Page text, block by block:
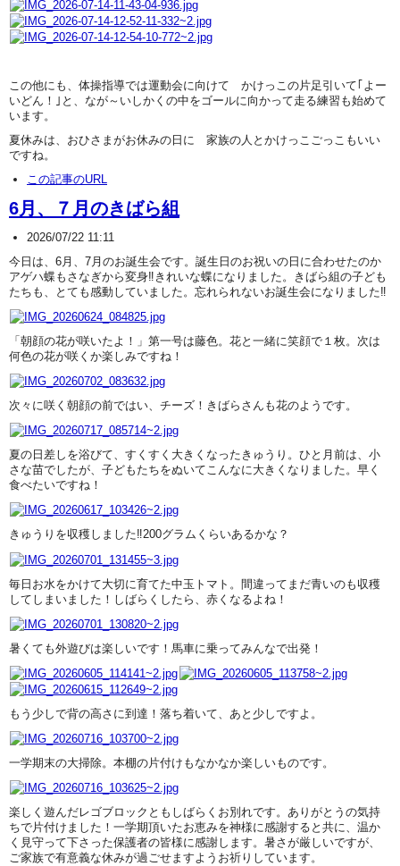
この他にも、体操指導では運動会に向けて かけっこの片足引いて｢よー
いどん！｣と、なが～いしかくの中をゴールに向かって走る練習も始めて
います。
夏休みは、おひさまがお休みの日に 家族の人とかけっこごっこもいい
ですね。
この記事のURL
6月、７月のきばら組
2026/07/22 11:11
今日は、6月、7月のお誕生会です。誕生日のお祝いの日に合わせたのか
アゲハ蝶もさなぎから変身‼きれいな蝶になりました。きばら組の子ども
たちも、とても感動していました。忘れられないお誕生会になりました‼
「朝顔の花が咲いたよ！」第一号は藤色。花と一緒に笑顔で１枚。次は
何色の花が咲くか楽しみですね！
次々に咲く朝顔の前ではい、チーズ！きばらさんも花のようです。
夏の日差しを浴びて、すくすく大きくなったきゅうり。ひと月前は、小
さな苗でしたが、子どもたちをぬいてこんなに大きくなりました。早く
食べたいですね！
きゅうりを収穫しました‼200グラムくらいあるかな？
毎日お水をかけて大切に育てた中玉トマト。間違ってまだ青いのも収穫
してしまいました！しばらくしたら、赤くなるよね！
暑くても外遊びは楽しいです！馬車に乗ってみんなで出発！
もう少しで背の高さに到達！落ち着いて、あと少しですよ。
一学期末の大掃除。本棚の片付けもなかなか楽しいものです。
楽しく遊んだレゴブロックともしばらくお別れです。ありがとうの気持
ちで片付けました！一学期頂いたお恵みを神様に感謝すると共に、温か
く見守って下さった保護者の皆様に感謝します。暑さが厳しいですが、
ご家族で有意義な休みが過ごせますようお祈りしています。